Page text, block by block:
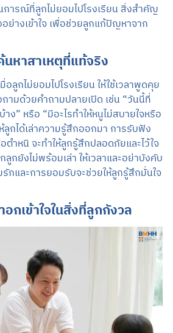
ารณ์ที่ลูกไม่ยอมไปโรงเรียน สิ่งสำคัญ
ย่างเข้าใจ เพื่อช่วยลูกแก้ปัญหาจาก
หาสาเหตุที่แท้จริง
ลูกไม่ยอมไปโรงเรียน ให้ใช้เวลาพูดคุย
ถามด้วยคำถามปลายเปิด เช่น “วันนี้ที่
ง” หรือ “มีอะไรทำให้หนูไม่สบายใจหรือ
ลูกได้เล่าความรู้สึกออกมา การรับฟัง
ตำหนิ จะทำให้ลูกรู้สึกปลอดภัยและไว้ใจ
ลูกยังไม่พร้อมเล่า ให้เวลาและอย่าบังคับ
กและการยอมรับจะช่วยให้ลูกรู้สึกมั่นใจ
กเข้าใจในสิ่งที่ลูกกังวล